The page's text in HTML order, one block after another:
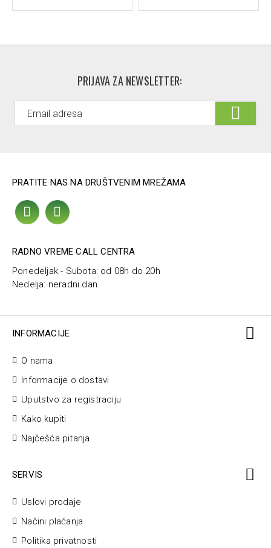
PRIJAVA ZA NEWSLETTER:
PRATITE NAS NA DRUŠTVENIM MREŽAMA
RADNO VREME CALL CENTRA
Ponedeljak - Subota: od 08h do 20h
Nedelja: neradni dan
INFORMACIJE
O nama
Informacije o dostavi
Uputstvo za registraciju
Kako kupiti
Najčešća pitanja
SERVIS
Uslovi prodaje
Načini plaćanja
Politika privatnosti